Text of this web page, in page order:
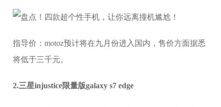
指导价：motoz预计将在九月份进入国内，售价方面据悉
将低于三千元。
2.三星injustice限量版galaxy s7 edge